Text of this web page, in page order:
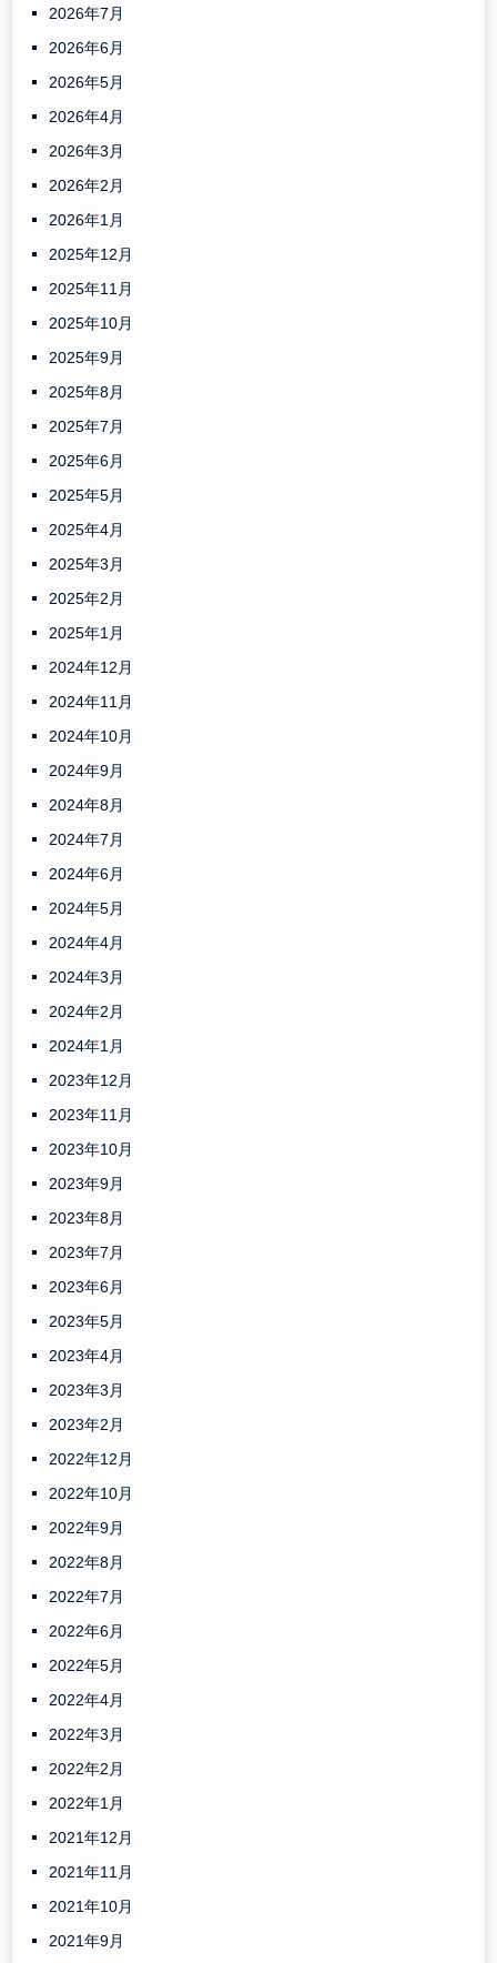
2026年7月
2026年6月
2026年5月
2026年4月
2026年3月
2026年2月
2026年1月
2025年12月
2025年11月
2025年10月
2025年9月
2025年8月
2025年7月
2025年6月
2025年5月
2025年4月
2025年3月
2025年2月
2025年1月
2024年12月
2024年11月
2024年10月
2024年9月
2024年8月
2024年7月
2024年6月
2024年5月
2024年4月
2024年3月
2024年2月
2024年1月
2023年12月
2023年11月
2023年10月
2023年9月
2023年8月
2023年7月
2023年6月
2023年5月
2023年4月
2023年3月
2023年2月
2022年12月
2022年10月
2022年9月
2022年8月
2022年7月
2022年6月
2022年5月
2022年4月
2022年3月
2022年2月
2022年1月
2021年12月
2021年11月
2021年10月
2021年9月